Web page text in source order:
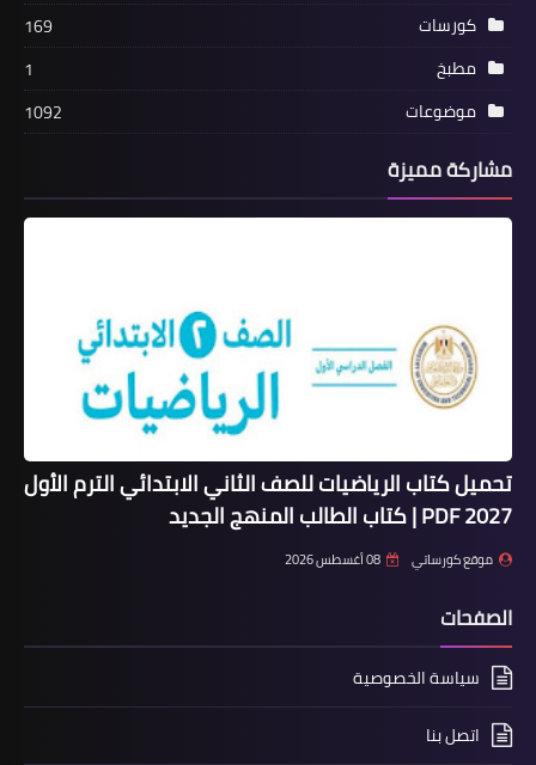
كورسات
169
مطبخ
1
موضوعات
1092
مشاركة مميزة
تحميل كتاب الرياضيات للصف الثاني الابتدائي الترم الأول
2027 PDF | كتاب الطالب المنهج الجديد
موقع كورساتي 08 أغسطس 2026
الصفحات
سياسة الخصوصية
اتصل بنا